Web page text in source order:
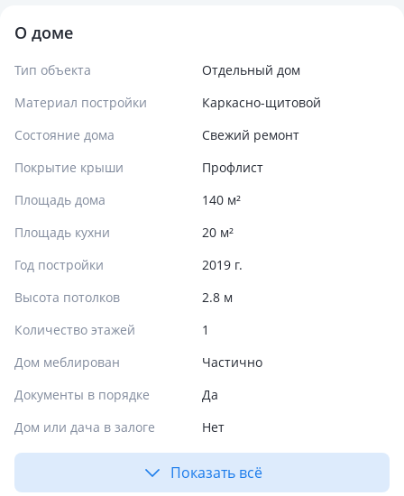
О доме
Тип объекта
Отдельный дом
Материал постройки
Каркасно-щитовой
Состояние дома
Свежий ремонт
Покрытие крыши
Профлист
Площадь дома
140 м²
Площадь кухни
20 м²
Год постройки
2019 г.
Высота потолков
2.8 м
Количество этажей
1
Дом меблирован
Частично
Документы в порядке
Да
Дом или дача в залоге
Нет
Показать всё